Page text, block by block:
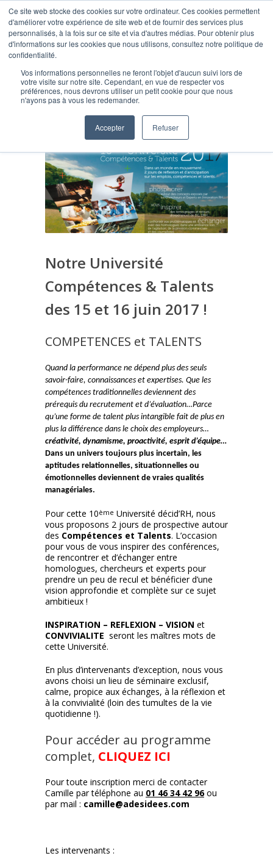
Ce site web stocke des cookies sur votre ordinateur. Ces cookies permettent
d'améliorer votre expérience de site web et de fournir des services plus
personnalisés, à la fois sur ce site et via d'autres médias. Pour obtenir plus
d'informations sur les cookies que nous utilisons, consultez notre politique de
confidentialité.
Vos informations personnelles ne feront l'objet d'aucun suivi lors de
votre visite sur notre site. Cependant, en vue de respecter vos
préférences, nous devrons utiliser un petit cookie pour que nous
n'ayons pas à vous les redemander.
Accepter Refuser
Blog
Notre Université
Compétences & Talents
des 15 et 16 juin 2017 !
COMPETENCES et TALENTS
Quand la performance ne dépend plus des seuls
savoir-faire, connaissances et expertises. Que les
compétences traditionnelles deviennent des
prérequis du recrutement et d’évaluation…Parce
qu’une forme de talent plus intangible fait de plus en
plus la différence dans le choix des employeurs…
créativité, dynamisme, proactivité, esprit d’équipe…
Dans un univers toujours plus incertain, les
aptitudes relationnelles, situationnelles ou
émotionnelles deviennent de vraies qualités
managériales.
Pour cette 10ème Université décid’RH, nous
vous proposons 2 jours de prospective autour
des Compétences et Talents. L’occasion
pour vous de vous inspirer des conférences,
de rencontrer et d’échanger entre
homologues, chercheurs et experts pour
prendre un peu de recul et bénéficier d’une
vision approfondie et complète sur ce sujet
ambitieux !
INSPIRATION – REFLEXION – VISION et
CONVIVIALITE seront les maîtres mots de
cette Université.
En plus d’intervenants d’exception, nous vous
avons choisi un lieu de séminaire exclusif,
calme, propice aux échanges, à la réflexion et
à la convivialité (loin des tumultes de la vie
quotidienne !).
Pour accéder au programme
complet, CLIQUEZ ICI
Pour toute inscription merci de contacter
Camille par téléphone au 01 46 34 42 96ou
par mail : camille@adesidees.com
Les intervenants :